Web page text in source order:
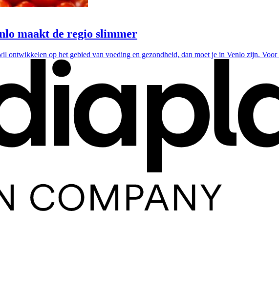
maakt de regio slimmer
ontwikkelen op het gebied van voeding en gezondheid, dan moet je in Venlo zijn.